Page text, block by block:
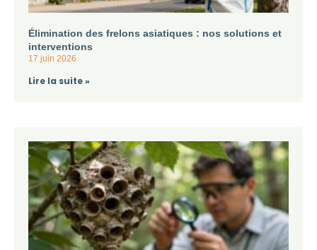
Élimination des frelons asiatiques : nos solutions et
interventions
17 juin 2026
Lire la suite »